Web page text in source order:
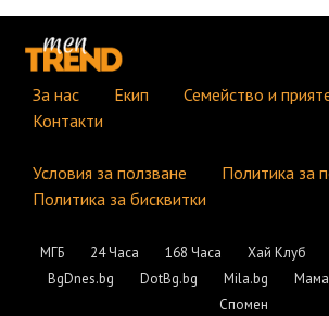
За нас Екип
Семейство и
Контакти
Условия за ползване
Политика за
Политика за бисквитки
МГБ 24 Часа 168 Часа Хай Клуб
BgDnes.bg
DotBg.bg Mila.bg
Спомен